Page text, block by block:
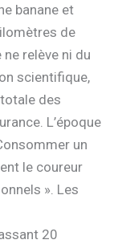
banane et
de
relève ni du
scientifique,
des
L’époque
un
le coureur
». Les
20